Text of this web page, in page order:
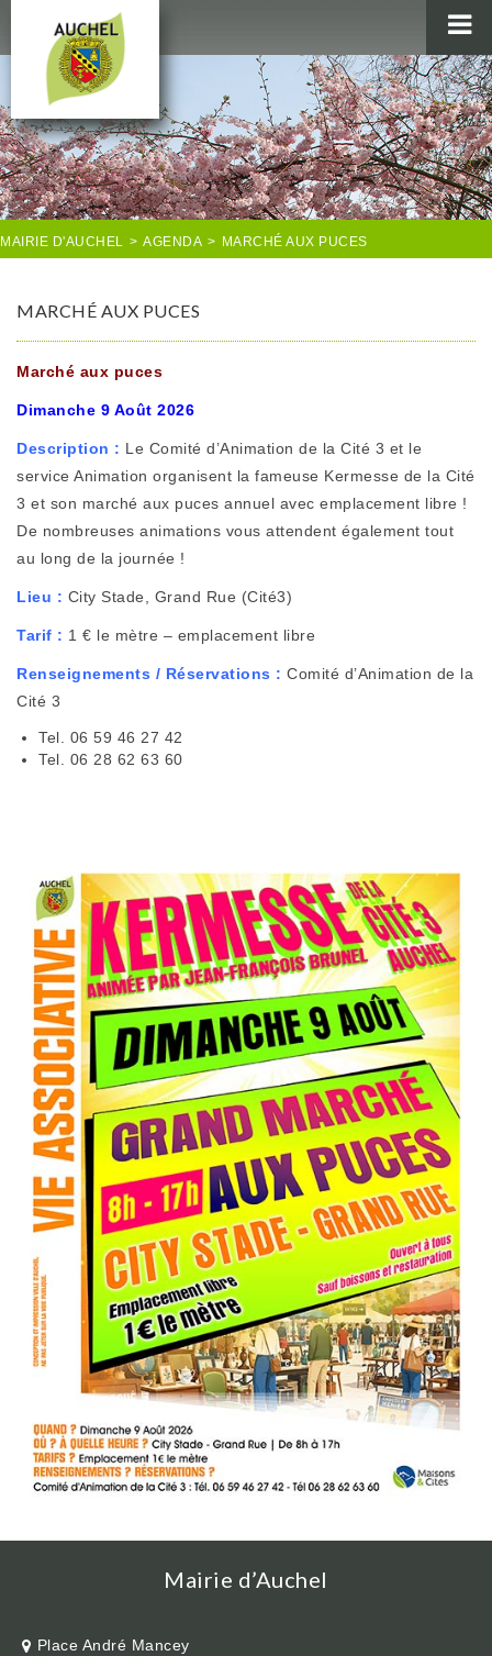
MAIRIE
AU QUOTIDIEN
AGENDA & LOISIRS
AUCHEL EN IMAGES
MAIRIE D'AUCHEL > AGENDA > MARCHÉ AUX PUCES
MARCHÉ AUX PUCES
Marché aux puces
Dimanche 9 Août 2026
Description : Le Comité d’Animation de la Cité 3 et le
service Animation organisent la fameuse Kermesse de la Cité
3 et son marché aux puces annuel avec emplacement libre !
De nombreuses animations vous attendent également tout
au long de la journée !
Lieu : City Stade, Grand Rue (Cité3)
Tarif : 1 € le mètre – emplacement libre
Renseignements / Réservations : Comité d’Animation de la
Cité 3
Tel. 06 59 46 27 42
Tel. 06 28 62 63 60
Mairie d’Auchel
Place André Mancey